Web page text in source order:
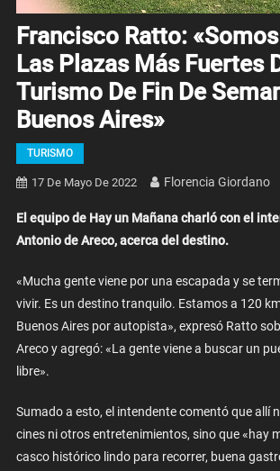
Francisco Ratto:
Las Plazas Más Fuertes
Turismo De Fin De
Buenos Aires»
TURISMO
17 De Mayo De 2022 Florencia Giordano
El equipo de Hay un Mañana charló con el
Antonio de Areco, acerca del destino.
«Mucha gente viene por una escapada y se
vivir. Es un destino tranquilo. Estamos a 120
Buenos Aires por autopista», expresó Ratto
Areco y agregó: «La gente viene a buscar un
libre».
Sumado a esto, el intendente comentó que allí
cines ni otros entretenimientos, sino que «hay
casco histórico lindo para recorrer, buena